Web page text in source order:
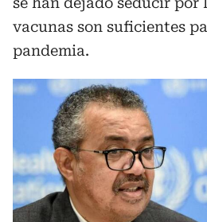
vacunas son suficientes
pandemia.